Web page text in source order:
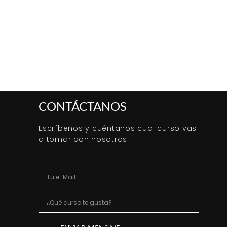
CONTÁCTANOS
Escríbenos y cuéntanos cual curso vas
a tomar con nosotros.